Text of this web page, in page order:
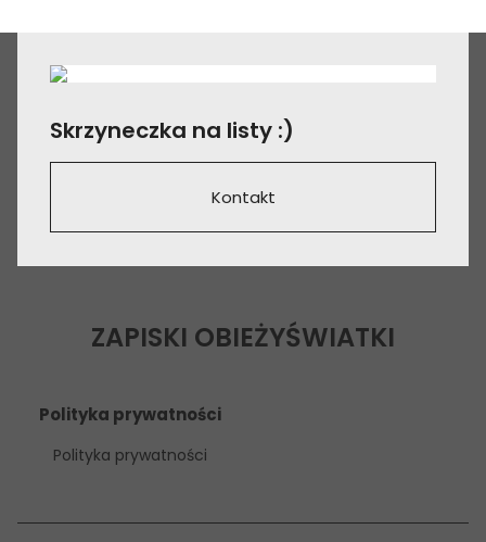
Skrzyneczka na listy :)
Kontakt
ZAPISKI OBIEŻYŚWIATKI
Polityka prywatności
Polityka prywatności